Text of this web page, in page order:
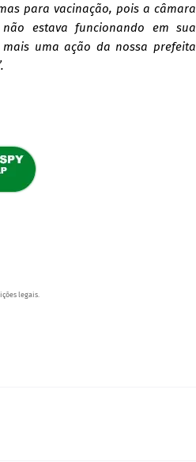
para vacinação, pois a câmara
estava funcionando em sua
uma ação da nossa prefeita
legais.